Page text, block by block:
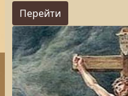
Перейти